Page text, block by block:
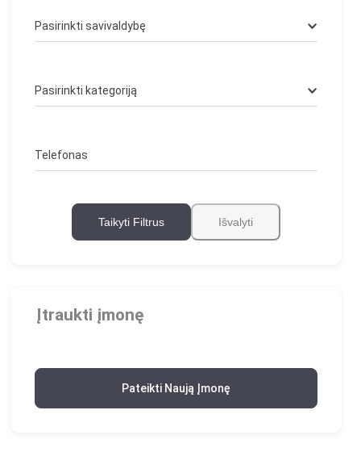
Pasirinkti savivaldybę
Pasirinkti kategoriją
Telefonas
Taikyti Filtrus Išvalyti
Įtraukti įmonę
Pateikti Naują Įmonę